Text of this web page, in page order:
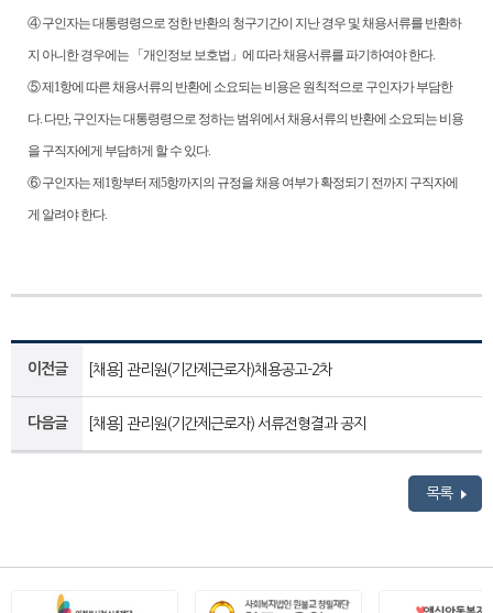
④구인자는 대통령령으로 정한 반환의 청구기간이 지난 경우 및 채용서류를 반환하
지 아니한 경우에는 「 개인정보 보호법 」 에 따라 채용서류를 파기하여야 한다.
⑤제 1항에 따른 채용서류의 반환에 소요되는 비용은 원칙적으로 구인자가 부담한
다. 다만, 구인자는 대통령령으로 정하는 범위에서 채용서류의 반환에 소요되는 비용
을 구직자에게 부담하게 할 수 있다.
⑥구인자는 제 1항부터 제 5항까지의 규정을 채용 여부가 확정되기 전까지 구직자에
게 알려야 한다.
이전글 [채용] 관리원(기간제근로자)채용공고-2차
다음글 [채용] 관리원(기간제근로자) 서류전형결과 공지
목록